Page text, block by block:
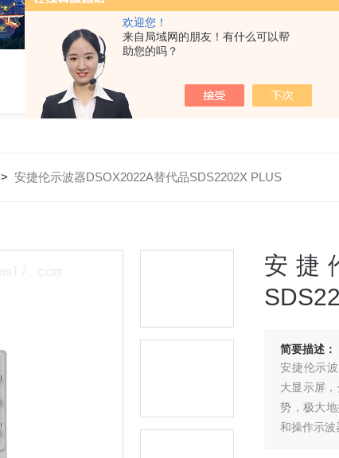
欢迎您！
来自局域网的朋友！有什么可以帮
助您的吗？
>安捷伦示波器DSOX2022A替代品SDS2202X PLUS
安捷
简要描述：
安捷伦示
大显示屏
势，极大
和操作示波